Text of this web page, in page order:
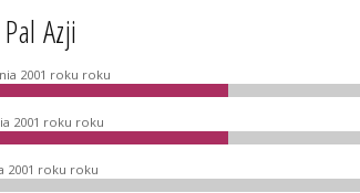
Azji
2001 roku roku
2001 roku roku
2001 roku roku